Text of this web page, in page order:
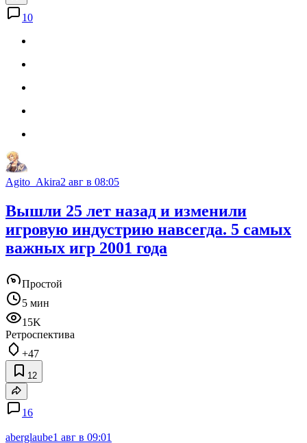
10
Agito_Akira2 авг в 08:05
Вышли 25 лет назад и изменили
игровую индустрию навсегда. 5 самых
важных игр 2001 года
Простой
5 мин
15K
Ретроспектива
+47
12
16
aberglaube1 авг в 09:01